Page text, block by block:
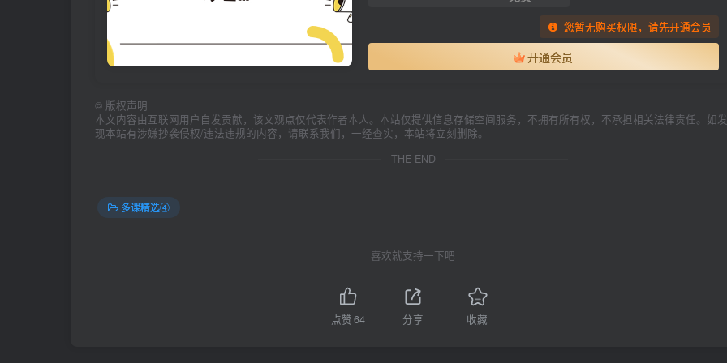
您暂无购买权限，请先开通会员
开通会员
© 版权声明
本文内容由互联网用户自发贡献，该文观点仅代表作者本人。本站仅提供信息存储空间服务，不拥有所有权，不承担相关法律责任。如发
现本站有涉嫌抄袭侵权/违法违规的内容，请联系我们，一经查实，本站将立刻删除。
THE END
多课精选④
喜欢就支持一下吧
点赞64 分享 收藏